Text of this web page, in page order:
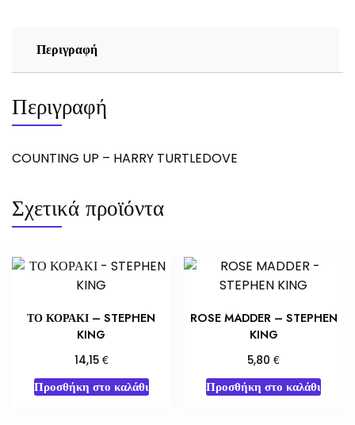
Περιγραφή
Περιγραφή
COUNTING UP – HARRY TURTLEDOVE
Σχετικά προϊόντα
ΤΟ ΚΟΡΑΚΙ – STEPHEN
KING
14,15 €
Προσθήκη στο καλάθι
ROSE MADDER – STEPHEN
KING
5,80€
Προσθήκη στο καλάθι